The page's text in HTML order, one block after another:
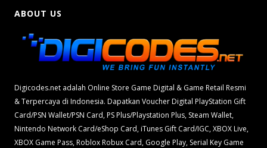
ABOUT US
Digicodes.net adalah Online Store Game Digital & Game Retail Resmi
& Terpercaya di Indonesia. Dapatkan Voucher Digital PlayStation Gift
Card/PSN Wallet/PSN Card, PS Plus/Playstation Plus, Steam Wallet,
Nintendo Network Card/eShop Card, iTunes Gift Card/IGC, XBOX Live,
XBOX Game Pass, Roblox Robux Card, Google Play, Serial Key Game